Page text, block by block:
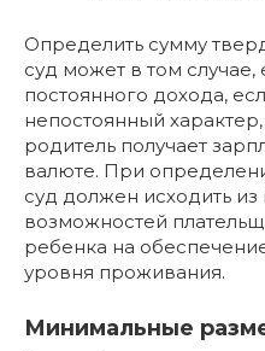
Определить сумму
суд может в том случае,
постоянного дохода,
непостоянный
родитель получает
валюте. При
суд должен исходить
возможностей
ребенка на
уровня проживания.
Минимальные